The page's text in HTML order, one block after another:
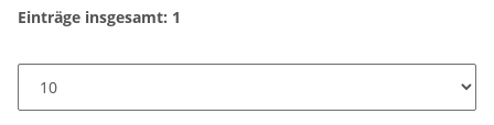
Einträge insgesamt: 1